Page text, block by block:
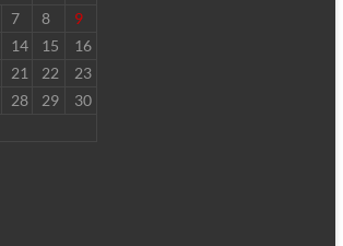
7 8
9
14 15
16
21 22
23
28 29
30